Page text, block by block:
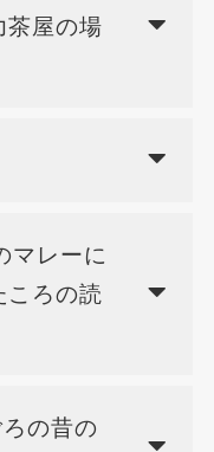
茶屋の場
マレーに
ころの読
の昔の